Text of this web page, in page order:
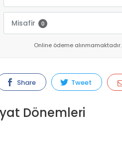
Misafir 0
Online ödeme alınmamaktadır.
Share Tweet
Dönemleri